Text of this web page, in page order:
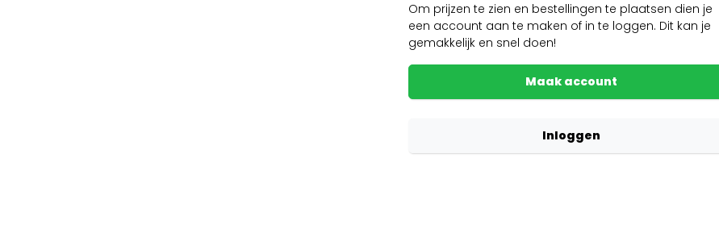
Om prijzen te zien en bestellingen te plaatsen dien je
een account aan te maken of in te loggen. Dit kan je
gemakkelijk en snel doen!
Maak account
Inloggen